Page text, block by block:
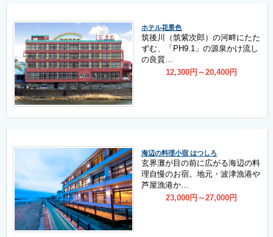
ホテル花景色
筑後川（筑紫次郎）の河畔にたた
ずむ、「PH9.1」の源泉かけ流し
の良質…
12,300円 ～20,400円
海辺の料理小宿 はつしろ
玄界灘が目の前に広がる海辺の料
理自慢のお宿。地元・波津漁港や
芦屋漁港か…
23,000円 ～27,000円